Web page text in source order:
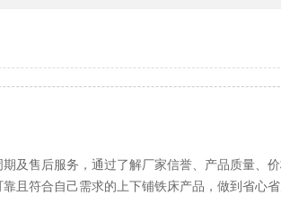
及售后服务，通过了解厂家信誉、产品质量、
且符合自己需求的上下铺铁床产品，做到省心